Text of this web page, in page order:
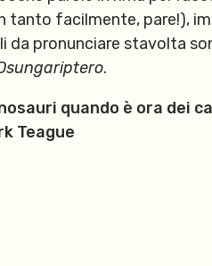
tanto facilmente, pare!),
da pronunciare stavolta
.
quando è ora dei
Teague